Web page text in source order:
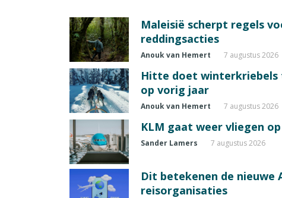
Maleisië scherpt regels
reddingsacties
Anouk van Hemert 7 augustus 2026
Hitte doet winterkriebels
op vorig jaar
Anouk van Hemert 7 augustus 2026
KLM gaat weer vliegen
Sander Lamers 7 augustus 2026
Dit betekenen de
reisorganisaties